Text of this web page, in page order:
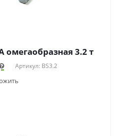
омегаобразная 3.2 т
Артикул: BS3.2